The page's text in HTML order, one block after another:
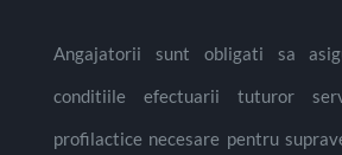
Angajatorii sunt obligati sa
conditiile efectuarii tuturor
profilactice necesare pentru